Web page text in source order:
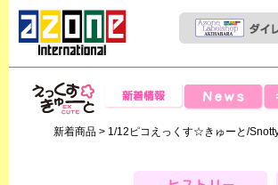
えっくすきゅー
新着商品 > 1/12ピコえっくす☆きゅーと/